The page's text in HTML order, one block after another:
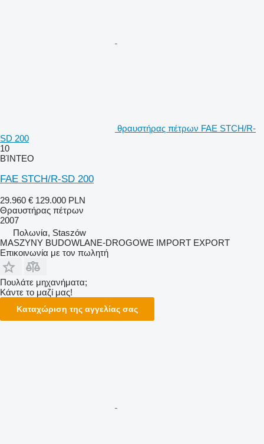
θραυστήρας πέτρων FAE STCH/R-
SD 200
10
ΒΊΝΤΕΟ
FAE STCH/R-SD 200
29.960 € 129.000 PLN
Θραυστήρας πέτρων
2007
Πολωνία, Staszów
MASZYNY BUDOWLANE-DROGOWE IMPORT EXPORT
Επικοινωνία με τον πωλητή
Πουλάτε μηχανήματα;
Κάντε το μαζί μας!
Καταχώριση της αγγελίας σας